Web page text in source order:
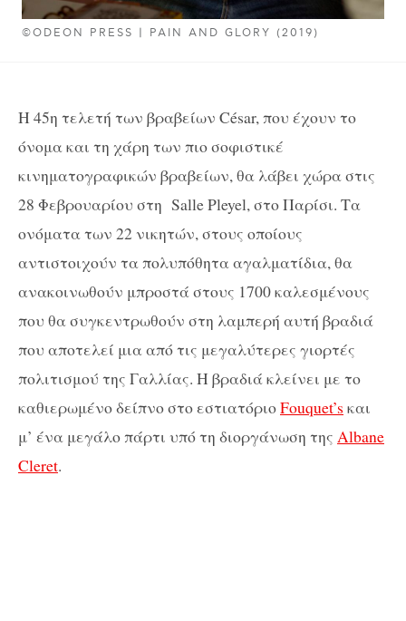
©ODEON PRESS | PAIN AND GLORY (2019)
Η 45η τελετή των βραβείων César, που έχουν το
όνομα και τη χάρη των πιο σοφιστικέ
κινηματογραφικών βραβείων, θα λάβει χώρα στις
28 Φεβρουαρίου στη Salle Pleyel, στο Παρίσι. Τα
ονόματα των 22 νικητών, στους οποίους
αντιστοιχούν τα πολυπόθητα αγαλματίδια, θα
ανακοινωθούν μπροστά στους 1700 καλεσμένους
που θα συγκεντρωθούν στη λαμπερή αυτή βραδιά
που αποτελεί μια από τις μεγαλύτερες γιορτές
πολιτισμού της Γαλλίας. Η βραδιά κλείνει με το
καθιερωμένο δείπνο στο εστιατόριοFouquet’s και
μ’ ένα μεγάλο πάρτι υπό τη διοργάνωση της Albane
Cleret.